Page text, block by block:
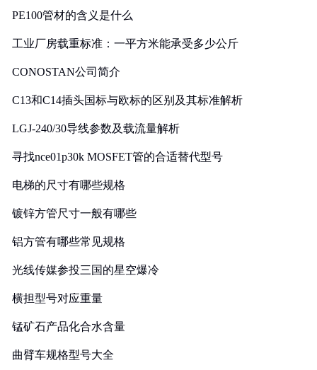
PE100管材的含义是什么
工业厂房载重标准：一平方米能承受多少公斤
CONOSTAN公司简介
C13和C14插头国标与欧标的区别及其标准解析
LGJ-240/30导线参数及载流量解析
寻找nce01p30k MOSFET管的合适替代型号
电梯的尺寸有哪些规格
镀锌方管尺寸一般有哪些
铝方管有哪些常见规格
光线传媒参投三国的星空爆冷
横担型号对应重量
锰矿石产品化合水含量
曲臂车规格型号大全